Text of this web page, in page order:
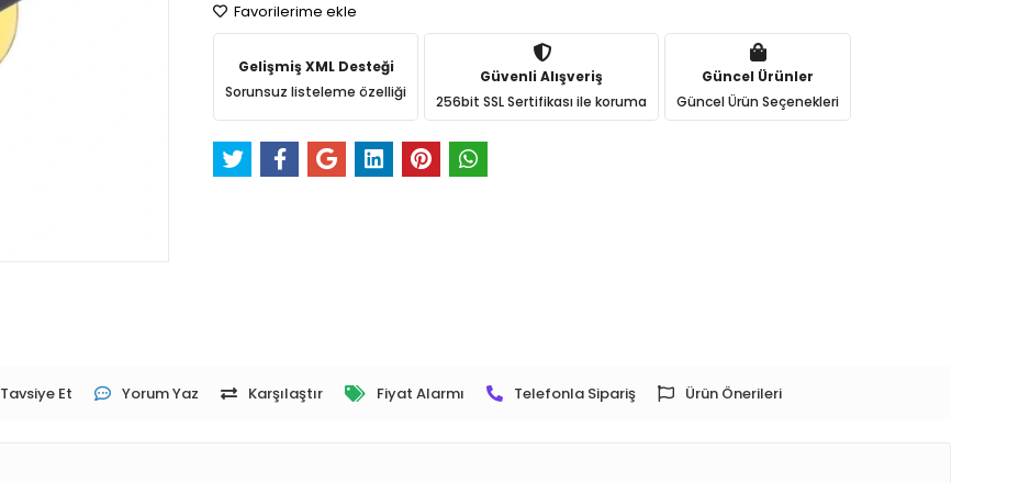
Favorilerime ekle
Gelişmiş XML Desteği
Sorunsuz listeleme özelliği
Güvenli Alışveriş
256bit SSL Sertifikası ile koruma
Güncel Ürünler
Güncel Ürün Seçenekleri
Tavsiye Et Yorum Yaz Karşılaştır Fiyat Alarmı Telefonla Sipariş Ürün Önerileri